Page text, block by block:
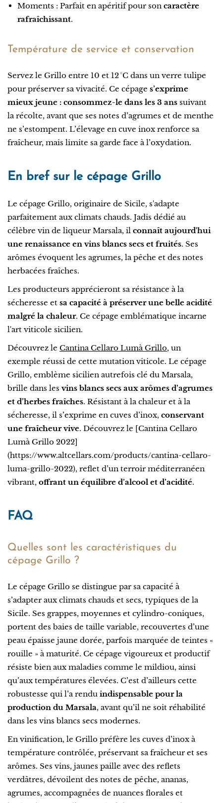
Moments : Parfait en apéritif pour son caractère
rafraîchissant.
Température de service et conservation
Servez le Grillo entre 10 et 12 °C dans un verre tulipe
pour préserver sa vivacité. Ce cépage s’exprime
mieux jeune : consommez-le dans les 3 ans suivant
la récolte, avant que ses notes d’agrumes et de menthe
ne s’estompent. L’élevage en cuve inox renforce sa
fraîcheur, mais limite sa garde face à l’oxydation.
En bref sur le cépage Grillo
Le cépage Grillo, originaire de Sicile, s'adapte
parfaitement aux climats chauds. Jadis dédié au
célèbre vin de liqueur Marsala, il connaît aujourd'hui
une renaissance en vins blancs secs et fruités. Ses
arômes évoquent les agrumes, la pêche et des notes
herbacées fraîches.
Les producteurs apprécieront sa résistance à la
sécheresse et sa capacité à préserver une belle acidité
malgré la chaleur. Ce cépage emblématique incarne
l'art viticole sicilien.
Découvrez le Cantina Cellaro Lumà Grillo, un
exemple réussi de cette mutation viticole. Le cépage
Grillo, emblème sicilien autrefois clé du Marsala,
brille dans les vins blancs secs aux arômes d’agrumes
et d’herbes fraîches. Résistant à la chaleur et à la
sécheresse, il s’exprime en cuves d’inox, conservant
une fraîcheur vive. Découvrez le [Cantina Cellaro
Lumà Grillo 2022]
(https://www.altcellars.com/products/cantina-cellaro-
luma-grillo-2022), reflet d’un terroir méditerranéen
vibrant, offrant un équilibre d’alcool et d’acidité.
FAQ
Quelles sont les caractéristiques du
cépage Grillo ?
Le cépage Grillo se distingue par sa capacité à
s’adapter aux climats chauds et secs, typiques de la
Sicile. Ses grappes, moyennes et cylindro-coniques,
portent des baies de taille variable, recouvertes d’une
peau épaisse jaune dorée, parfois marquée de teintes «
rouille » à maturité. Ce cépage vigoureux et productif
résiste bien aux maladies comme le mildiou, ainsi
qu’aux températures élevées. C’est d’ailleurs cette
robustesse qui l’a rendu indispensable pour la
production du Marsala, avant qu’il ne soit réhabilité
dans les vins blancs secs modernes.
En vinification, le Grillo préfère les cuves d’inox à
température contrôlée, préservant sa fraîcheur et ses
arômes. Ses vins, jaunes paille avec des reflets
verdâtres, dévoilent des notes de pêche, ananas,
agrumes, accompagnées de nuances florales et